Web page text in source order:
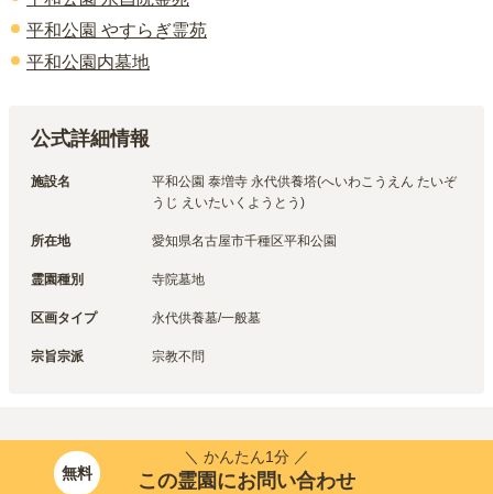
平和公園 やすらぎ霊苑
平和公園内墓地
公式詳細情報
施設名
平和公園 泰増寺 永代供養塔(へいわこうえん たいぞ
うじ えいたいくようとう)
所在地 愛知県名古屋市千種区平和公園
霊園種別 寺院墓地
区画タイプ 永代供養墓/一般墓
宗旨宗派 宗教不問
無料
＼ かんたん1分 ／
この霊園にお問い合わせ